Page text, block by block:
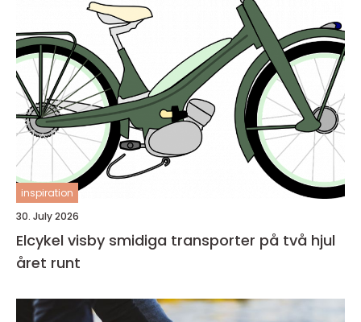
inspiration
30. July 2026
Elcykel visby smidiga transporter på två hjul
året runt